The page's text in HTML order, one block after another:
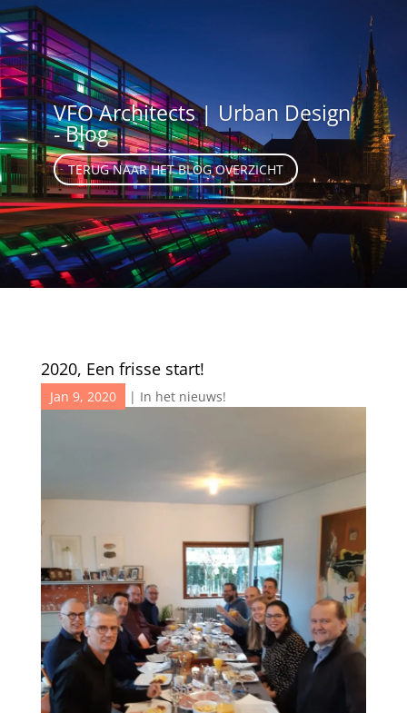
VFO Architects | Urban Design
- Blog
TERUG NAAR HET BLOG OVERZICHT
2020, Een frisse start!
Jan 9, 2020 | In het nieuws!